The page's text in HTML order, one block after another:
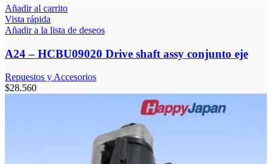
Añadir al carrito
Vista rápida
Añadir a la lista de deseos
A24 – HCBU09020 Drive shaft assy conjunto eje
Repuestos y Accesorios
$28.560